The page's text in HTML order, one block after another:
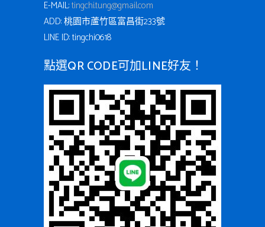
E-MAIL:tingchi.tung@gmail.com
ADD: 桃園市蘆竹區富昌街233號
LINE ID: tingchi0618
點選QR CODE可加LINE好友！